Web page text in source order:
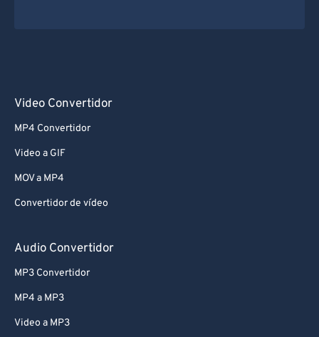
Video Convertidor
MP4 Convertidor
Video a GIF
MOV a MP4
Convertidor de vídeo
Audio Convertidor
MP3 Convertidor
MP4 a MP3
Video a MP3